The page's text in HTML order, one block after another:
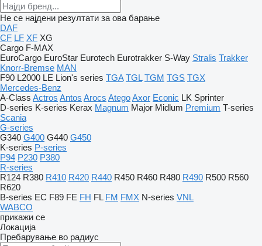
Не се најдени резултати за ова барање
DAF
CF LF XF XG
Cargo F-MAX
EuroCargo EuroStar Eurotech Eurotrakker S-Way Stralis Trakker
Knorr-Bremse MAN
F90 L2000 LE Lion's series TGA TGL TGM TGS TGX
Mercedes-Benz
A-Class Actros Antos Arocs AtegoAxor Econic LK Sprinter
D-series K-series Kerax Magnum Major Midlum Premium T-series
Scania
G-series
G340 G400 G440 G450
K-series P-series
P94 P230 P380
R-series
R124 R380 R410 R420 R440 R450 R460 R480 R490 R500 R560
R620
B-series EC F89 FE FH FL FM FMX N-series VNL
WABCO
прикажи се
Локација
Пребарување во радиус